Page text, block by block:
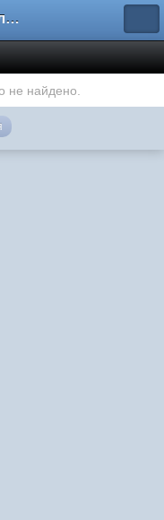
Форум владельцев интернет-магазинов
не найдено.